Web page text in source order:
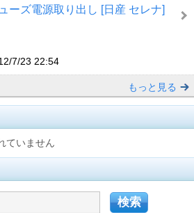
ーズ電源取り出し [日産 セレナ]
7/23 22:54
もっと見る
ていません